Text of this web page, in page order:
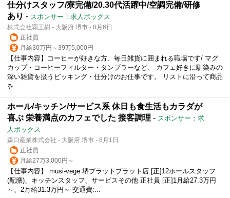
仕分けスタッフ/寮完備/20.30代活躍中/空調完備/研修
あり - スポンサー：求人ボックス
株式会社覇王樹 - 大阪府 堺市 - 8月6日
正社員
月給30万円～39万5,000円
【仕事内容】コーヒーが好きな方、毎日雑貨に囲まれる職場です/ マグ
カップ・コーヒーフィルター・タンブラーなど、 カフェ好きに馴染みの
深い雑貨を扱うピッキング・仕分けのお仕事です。 リストに沿って商品
を...
ホール/キッチン/サービス系 休日も食生活もカラダが
喜ぶ 栄養満点のカフェでした 接客調理 - スポンサー：求
人ボックス
森口産業株式会社 - 大阪府 堺市 - 8月1日
正社員
月給27万3,000円～
【仕事内容】 musi-vege 堺プラットプラット店 [正]12ホールスタッフ
(配膳)、キッチンスタッフ、サービスその他 正社員 [正]1月給27.3万円
～、2月給31.3万円～ 交通費:...